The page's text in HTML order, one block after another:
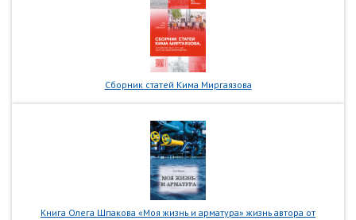
Сборник статей Кима Миргаязова
Книга Олега Шпакова «Моя жизнь и арматура» жизнь автора от